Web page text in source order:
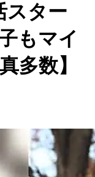
スター
もマイ
多数】